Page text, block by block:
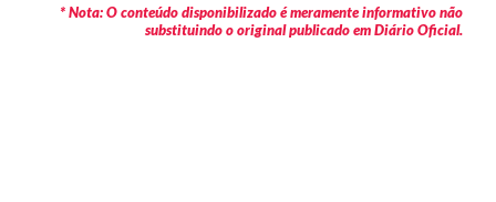
* Nota: O conteúdo disponibilizado é meramente informativo não
substituindo o original publicado em Diário Oficial.